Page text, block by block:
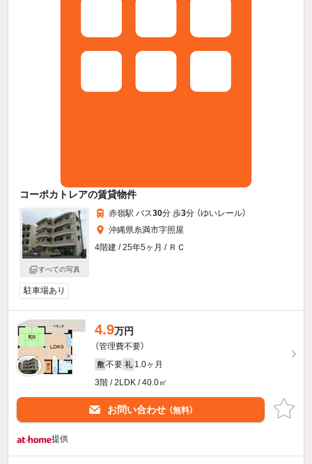
コーポカトレアの賃貸物件
すべての写真
赤嶺駅 バス30分 歩3分 （ゆいレール）
沖縄県糸満市字照屋
4階建 / 25年5ヶ月 / ＲＣ
駐車場あり
4.9万円
（管理費不要）
敷 不要 礼 1.0ヶ月
3階 / 2LDK / 40.0㎡
お問い合わせ （無料）
提供